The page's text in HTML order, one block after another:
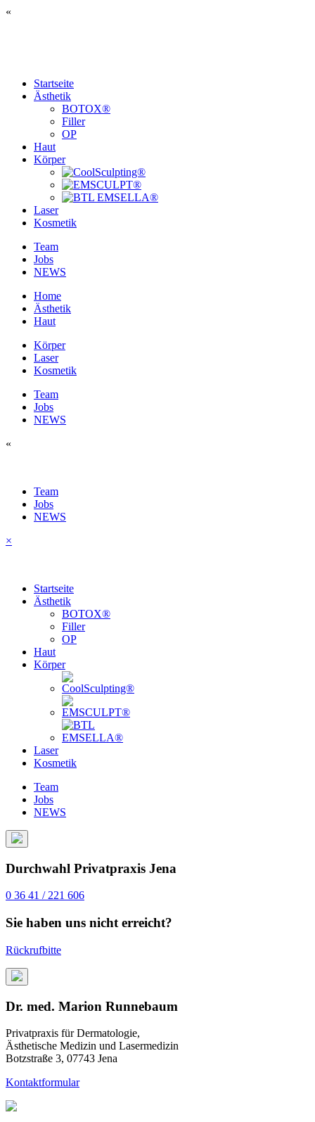
«
Startseite
Ästhetik
BOTOX®
Filler
OP
Haut
Körper
Laser
Kosmetik
Team
Jobs
NEWS
Home
Ästhetik
Haut
Körper
Laser
Kosmetik
Team
Jobs
NEWS
«
Team
Jobs
NEWS
×
Startseite
Ästhetik
BOTOX®
Filler
OP
Haut
Körper
Laser
Kosmetik
Team
Jobs
NEWS
Durchwahl Privatpraxis Jena
0 36 41 / 221 606
Sie haben uns nicht erreicht?
Rückrufbitte
Dr. med. Marion Runnebaum
Privatpraxis für Dermatologie,
Ästhetische Medizin und Lasermedizin
Botzstraße 3, 07743 Jena
Kontaktformular